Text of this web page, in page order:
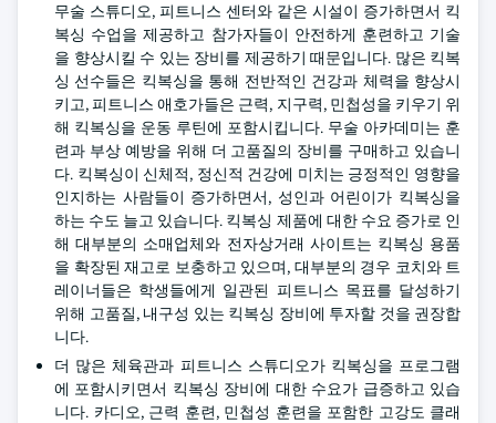
무술 스튜디오, 피트니스 센터와 같은 시설이 증가하면서 킥
복싱 수업을 제공하고 참가자들이 안전하게 훈련하고 기술
을 향상시킬 수 있는 장비를 제공하기 때문입니다. 많은 킥복
싱 선수들은 킥복싱을 통해 전반적인 건강과 체력을 향상시
키고, 피트니스 애호가들은 근력, 지구력, 민첩성을 키우기 위
해 킥복싱을 운동 루틴에 포함시킵니다. 무술 아카데미는 훈
련과 부상 예방을 위해 더 고품질의 장비를 구매하고 있습니
다. 킥복싱이 신체적, 정신적 건강에 미치는 긍정적인 영향을
인지하는 사람들이 증가하면서, 성인과 어린이가 킥복싱을
하는 수도 늘고 있습니다. 킥복싱 제품에 대한 수요 증가로 인
해 대부분의 소매업체와 전자상거래 사이트는 킥복싱 용품
을 확장된 재고로 보충하고 있으며, 대부분의 경우 코치와 트
레이너들은 학생들에게 일관된 피트니스 목표를 달성하기
위해 고품질, 내구성 있는 킥복싱 장비에 투자할 것을 권장합
니다.
더 많은 체육관과 피트니스 스튜디오가 킥복싱을 프로그램
에 포함시키면서 킥복싱 장비에 대한 수요가 급증하고 있습
니다. 카디오, 근력 훈련, 민첩성 훈련을 포함한 고강도 클래